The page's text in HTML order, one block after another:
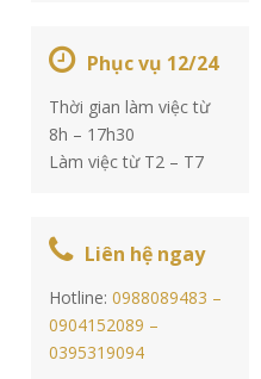
Phục vụ 12/24
Thời gian làm việc từ
8h – 17h30
Làm việc từ T2 – T7
Liên hệ ngay
Hotline:0988089483 –
0904152089 –
0395319094